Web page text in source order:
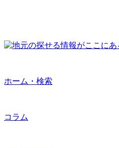
ホーム・検索
コラム